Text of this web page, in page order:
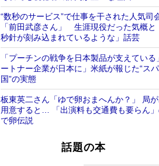
“数秒のサービス”で仕事を干された人気司
「前田武彦さん」 生涯現役だった気概と
秒針が刻み込まれているような」話芸
「プーチンの戦争を日本製品が支えている
ートナー企業が日本に」米紙が報じた“ス
国”の実態
板東英二さん「ゆで卵おまへんか？」 局
用意すると… 「出演料も交通費も要らん
で卵伝説
話題の本